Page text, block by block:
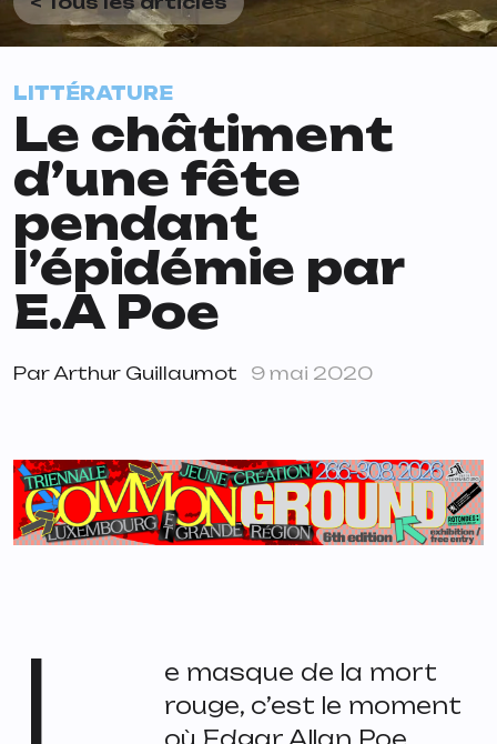
LITTÉRATURE
Le châtiment
d’une fête
pendant
l’épidémie par
E.A Poe
ParArthur Guillaumot 9 mai 2020
e masque de la mort
rouge, c’est le moment